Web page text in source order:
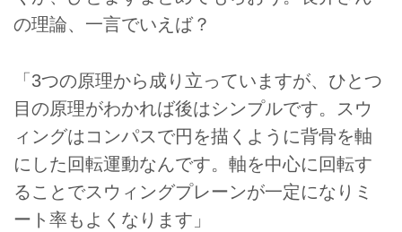
の理論、一言でいえば？
「3つの原理から成り立っていますが、ひとつ
目の原理がわかれば後はシンプルです。スウ
ィングはコンパスで円を描くように背骨を軸
にした回転運動なんです。軸を中心に回転す
ることでスウィングプレーンが一定になりミ
ート率もよくなります」